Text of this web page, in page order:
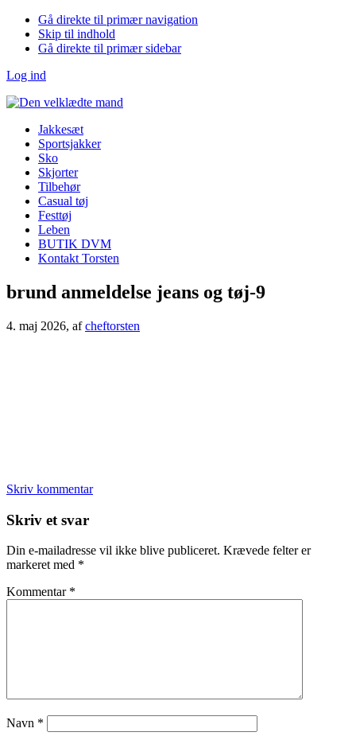
Gå direkte til primær navigation
Skip til indhold
Gå direkte til primær sidebar
Log ind
Jakkesæt
Sportsjakker
Sko
Skjorter
Tilbehør
Casual tøj
Festtøj
Leben
BUTIK DVM
Kontakt Torsten
brund anmeldelse jeans og tøj-9
4. maj 2026, afcheftorsten
Skriv kommentar
Læserinteraktioner
Skriv et svar
Din e-mailadresse vil ikke blive publiceret. Krævede felter er
markeret med *
Kommentar *
Navn *